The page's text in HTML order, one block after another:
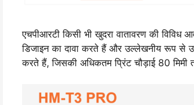
एचपीआरटी किसी भी खुदरा वातावरण की
डिजाइन का दावा करते हैं और उल्लेखनीय रूप से
करते हैं, जिसकी अधिकतम प्रिंट चौड़ाई 80 मिमी